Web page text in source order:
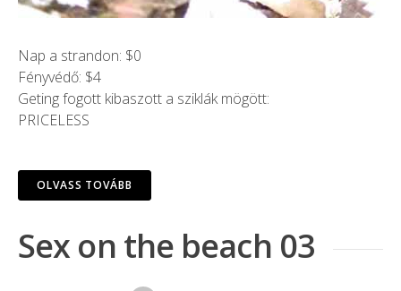
Nap a strandon: $0
Fényvédő: $4
Geting fogott kibaszott a sziklák mögött:
PRICELESS
OLVASS TOVÁBB
Sex on the beach 03